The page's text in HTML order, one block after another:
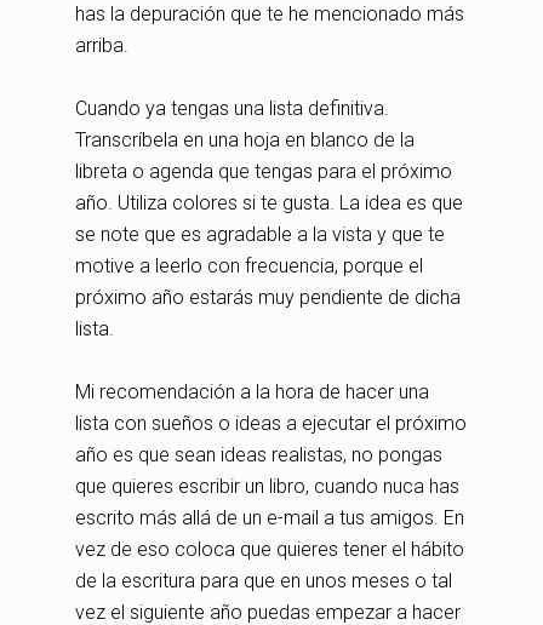
has la depuración que te he mencionado más
arriba.
Cuando ya tengas una lista definitiva.
Transcríbela en una hoja en blanco de la
libreta o agenda que tengas para el próximo
año. Utiliza colores si te gusta. La idea es que
se note que es agradable a la vista y que te
motive a leerlo con frecuencia, porque el
próximo año estarás muy pendiente de dicha
lista.
Mi recomendación a la hora de hacer una
lista con sueños o ideas a ejecutar el próximo
año es que sean ideas realistas, no pongas
que quieres escribir un libro, cuando nuca has
escrito más allá de un e-mail a tus amigos. En
vez de eso coloca que quieres tener el hábito
de la escritura para que en unos meses o tal
vez el siguiente año puedas empezar a hacer